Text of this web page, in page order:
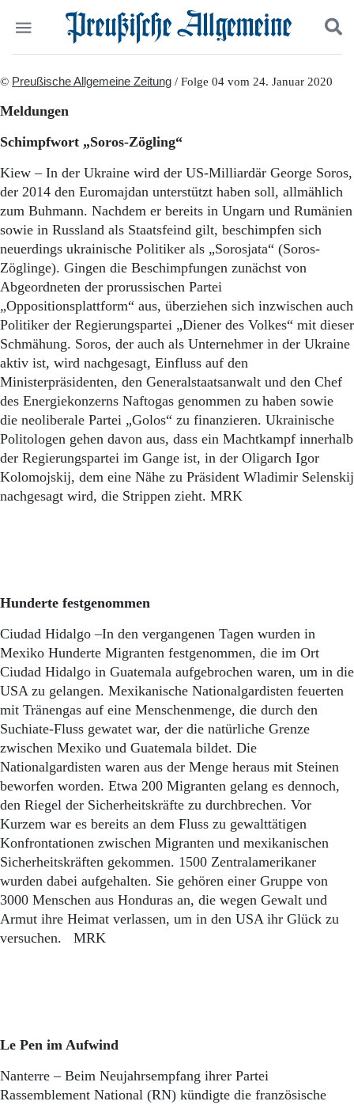
Start
Wer wir sind
Aktuelle Ausgabe
Abonnenten-Login
Abonnent werden
Abo Prämien
Archiv
Mediadaten
Politik
Panorama
Gesellschaft
Leben
Geschichte
Ostpreußen
Pommern
Berlin-Brandenburg
Schlesien
Danzig und Westpreußen
Bücher
Kontakt
Impressum
Datenschutz
Suchen und finden
© Preußische Allgemeine Zeitung / Folge 04 vom 24. Januar 2020
Meldungen
Schimpfwort „Soros-Zögling“
Kiew – In der Ukraine wird der US-Milliardär George Soros,
der 2014 den Euromajdan unterstützt haben soll, allmählich
zum Buhmann. Nachdem er bereits in Ungarn und Rumänien
sowie in Russland als Staatsfeind gilt, beschimpfen sich
neuerdings ukrainische Politiker als „Sorosjata“ (Soros-
Zöglinge). Gingen die Beschimpfungen zunächst von
Abgeordneten der prorussischen Partei
„Oppositionsplattform“ aus, überziehen sich inzwischen auch
Politiker der Regierungspartei „Diener des Volkes“ mit dieser
Schmähung. Soros, der auch als Unternehmer in der Ukraine
aktiv ist, wird nachgesagt, Einfluss auf den
Ministerpräsidenten, den Generalstaatsanwalt und den Chef
des Energiekonzerns Naftogas genommen zu haben sowie
die neoliberale Partei „Golos“ zu finanzieren. Ukrainische
Politologen gehen davon aus, dass ein Machtkampf innerhalb
der Regierungspartei im Gange ist, in der Oligarch Igor
Kolomojskij, dem eine Nähe zu Präsident Wladimir Selenskij
nachgesagt wird, die Strippen zieht. MRK
Hunderte festgenommen
Ciudad Hidalgo –In den vergangenen Tagen wurden in
Mexiko Hunderte Migranten festgenommen, die im Ort
Ciudad Hidalgo in Guatemala aufgebrochen waren, um in die
USA zu gelangen. Mexikanische Nationalgardisten feuerten
mit Tränengas auf eine Menschenmenge, die durch den
Suchiate-Fluss gewatet war, der die natürliche Grenze
zwischen Mexiko und Guatemala bildet. Die
Nationalgardisten waren aus der Menge heraus mit Steinen
beworfen worden. Etwa 200 Migranten gelang es dennoch,
den Riegel der Sicherheitskräfte zu durchbrechen. Vor
Kurzem war es bereits an dem Fluss zu gewalttätigen
Konfrontationen zwischen Migranten und mexikanischen
Sicherheitskräften gekommen. 1500 Zentralamerikaner
wurden dabei aufgehalten. Sie gehören einer Gruppe von
3000 Menschen aus Honduras an, die wegen Gewalt und
Armut ihre Heimat verlassen, um in den USA ihr Glück zu
versuchen. MRK
Le Pen im Aufwind
Nanterre – Beim Neujahrsempfang ihrer Partei
Rassemblement National (RN) kündigte die französische